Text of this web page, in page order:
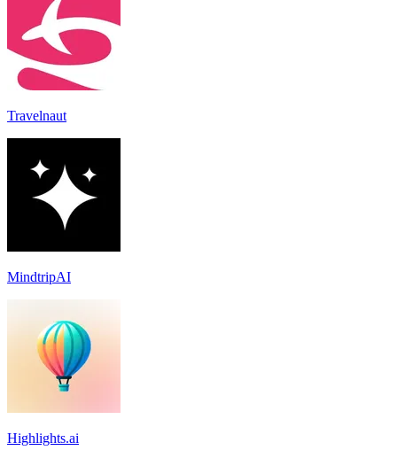
Travelnaut
MindtripAI
Highlights.ai